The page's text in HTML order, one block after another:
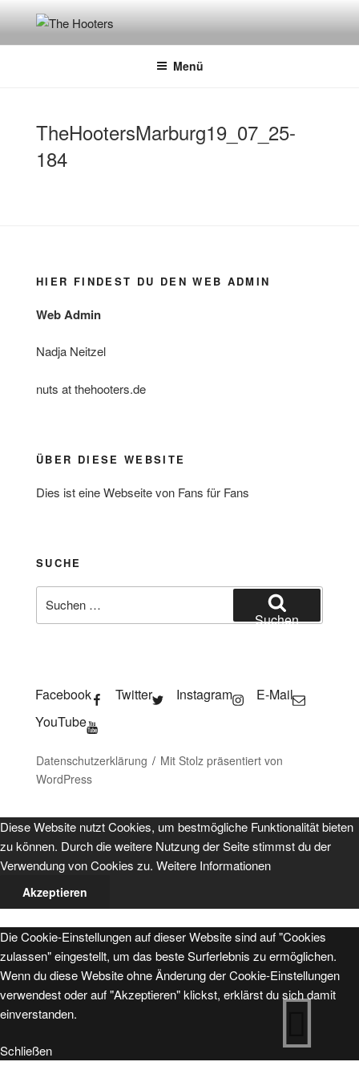
springenTHE HOOTERS
official fan site
Menü
TheHootersMarburg19_07_25-
184
HIER FINDEST DU DEN WEB ADMIN
Web Admin
Nadja Neitzel
nuts at thehooters.de
ÜBER DIESE WEBSITE
Dies ist eine Webseite von Fans für Fans
SUCHE
nach:
Suchen
Facebook Twitter Instagram
E-Mail
YouTube
Datenschutzerklärung
Mit Stolz präsentiert von
WordPress
Diese Website nutzt Cookies, um bestmögliche Funktionalität bieten
zu können. Durch die weitere Nutzung der Seite stimmst du der
Verwendung von Cookies zu. Weitere Informationen
Akzeptieren
Die Cookie-Einstellungen auf dieser Website sind auf "Cookies
zulassen" eingestellt, um das beste Surferlebnis zu ermöglichen.
Wenn du diese Website ohne Änderung der Cookie-Einstellungen
verwendest oder auf "Akzeptieren" klickst, erklärst du sich damit
einverstanden.
Schließen